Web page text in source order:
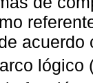
lógico